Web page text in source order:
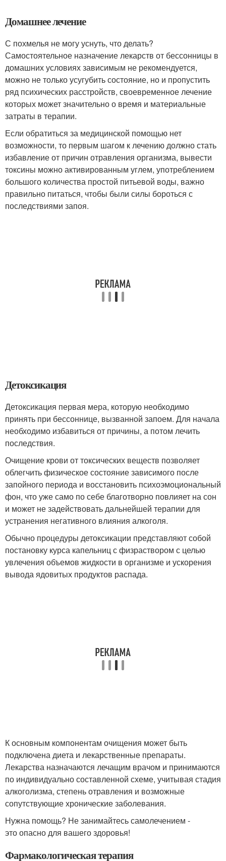
Домашнее лечение
С похмелья не могу уснуть, что делать?
Самостоятельное назначение лекарств от бессонницы в
домашних условиях зависимым не рекомендуется,
можно не только усугубить состояние, но и пропустить
ряд психических расстройств, своевременное лечение
которых может значительно о время и материальные
затраты в терапии.
Если обратиться за медицинской помощью нет
возможности, то первым шагом к лечению должно стать
избавление от причин отравления организма, вывести
токсины можно активированным углем, употреблением
большого количества простой питьевой воды, важно
правильно питаться, чтобы были силы бороться с
последствиями запоя.
Детоксикация
Детоксикация первая мера, которую необходимо
принять при бессоннице, вызванной запоем. Для начала
необходимо избавиться от причины, а потом лечить
последствия.
Очищение крови от токсических веществ позволяет
облегчить физическое состояние зависимого после
запойного периода и восстановить психоэмоциональный
фон, что уже само по себе благотворно повлияет на сон
и может не задействовать дальнейшей терапии для
устранения негативного влияния алкоголя.
Обычно процедуры детоксикации представляют собой
постановку курса капельниц с физраствором с целью
увлечения объемов жидкости в организме и ускорения
вывода ядовитых продуктов распада.
К основным компонентам очищения может быть
подключена диета и лекарственные препараты.
Лекарства назначаются лечащим врачом и принимаются
по индивидуально составленной схеме, учитывая стадия
алкоголизма, степень отравления и возможные
сопутствующие хронические заболевания.
Нужна помощь? Не занимайтесь самолечением -
это опасно для вашего здоровья!
Фармакологическая терапия